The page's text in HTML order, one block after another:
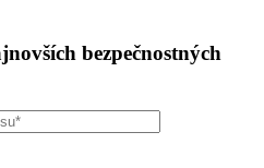
bezpečnostných